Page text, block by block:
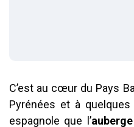
C’est au cœur du Pays
Pyrénées et à
espagnole que l’